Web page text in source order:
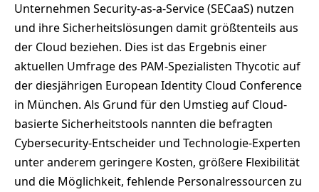
Unternehmen Security-as-a-Service (SECaaS) nutzen
und ihre Sicherheitslösungen damit größtenteils aus
der Cloud beziehen. Dies ist das Ergebnis einer
aktuellen Umfrage des PAM-Spezialisten Thycotic auf
der diesjährigen European Identity Cloud Conference
in München. Als Grund für den Umstieg auf Cloud-
basierte Sicherheitstools nannten die befragten
Cybersecurity-Entscheider und Technologie-Experten
unter anderem geringere Kosten, größere Flexibilität
und die Möglichkeit, fehlende Personalressourcen zu